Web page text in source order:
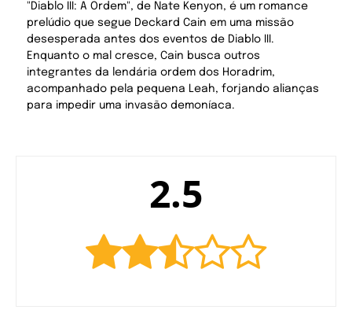
"Diablo III: A Ordem", de Nate Kenyon, é um romance
prelúdio que segue Deckard Cain em uma missão
desesperada antes dos eventos de Diablo III.
Enquanto o mal cresce, Cain busca outros
integrantes da lendária ordem dos Horadrim,
acompanhado pela pequena Leah, forjando alianças
para impedir uma invasão demoníaca.
2.5